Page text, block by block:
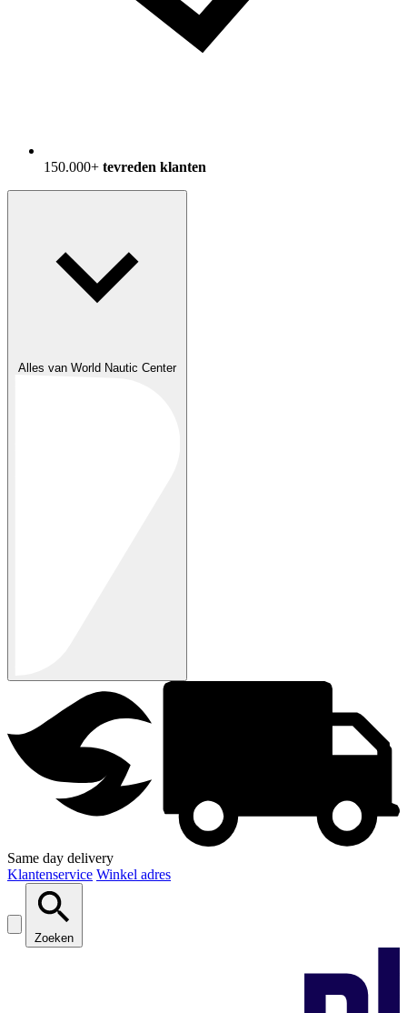
150.000+ tevreden klanten
Alles van World Nautic Center
Same day delivery
Klantenservice Winkel adres
Zoeken